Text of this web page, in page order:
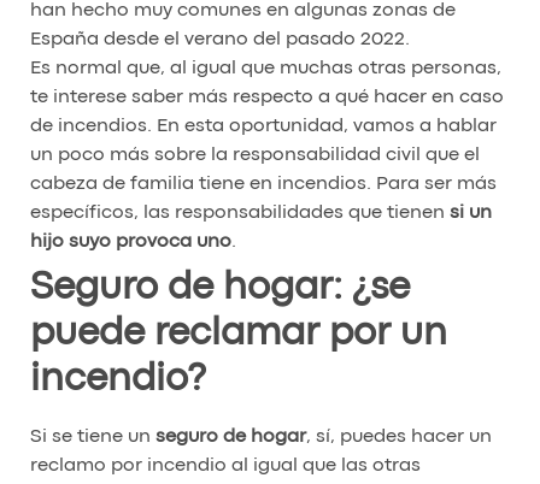
han hecho muy comunes en algunas zonas de
España desde el verano del pasado 2022.
Es normal que, al igual que muchas otras personas,
te interese saber más respecto a qué hacer en caso
de incendios. En esta oportunidad, vamos a hablar
un poco más sobre la responsabilidad civil que el
cabeza de familia tiene en incendios. Para ser más
específicos, las responsabilidades que tienen si un
hijo suyo provoca uno
Seguro de hogar: ¿se
puede reclamar por un
incendio?
Si se tiene un seguro de hogar, sí, puedes hacer un
reclamo por incendio al igual que las otras